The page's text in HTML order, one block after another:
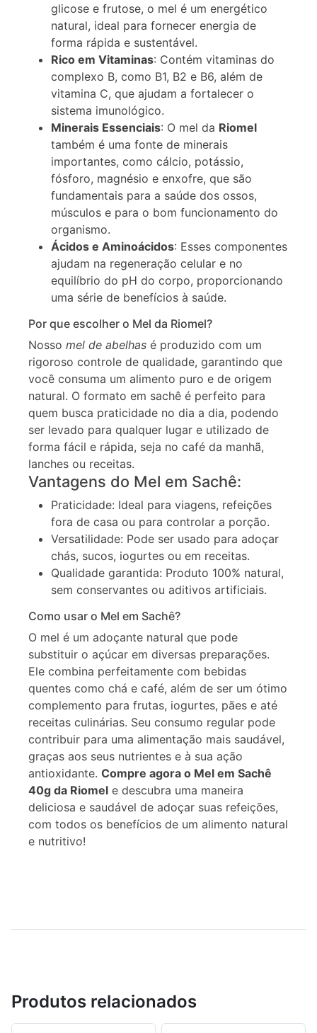
glicose e frutose, o mel é um energético
natural, ideal para fornecer energia de
forma rápida e sustentável.
Rico em Vitaminas: Contém vitaminas do
complexo B, como B1, B2 e B6, além de
vitamina C, que ajudam a fortalecer o
sistema imunológico.
Minerais Essenciais: O mel da Riomel
também é uma fonte de minerais
importantes, como cálcio, potássio,
fósforo, magnésio e enxofre, que são
fundamentais para a saúde dos ossos,
músculos e para o bom funcionamento do
organismo.
Ácidos e Aminoácidos: Esses componentes
ajudam na regeneração celular e no
equilíbrio do pH do corpo, proporcionando
uma série de benefícios à saúde.
Por que escolher o Mel da Riomel?
Nosso mel de abelhas é produzido com um
rigoroso controle de qualidade, garantindo que
você consuma um alimento puro e de origem
natural. O formato em sachê é perfeito para
quem busca praticidade no dia a dia, podendo
ser levado para qualquer lugar e utilizado de
forma fácil e rápida, seja no café da manhã,
lanches ou receitas.
Vantagens do Mel em Sachê:
Praticidade: Ideal para viagens, refeições
fora de casa ou para controlar a porção.
Versatilidade: Pode ser usado para adoçar
chás, sucos, iogurtes ou em receitas.
Qualidade garantida: Produto 100% natural,
sem conservantes ou aditivos artificiais.
Como usar o Mel em Sachê?
O mel é um adoçante natural que pode
substituir o açúcar em diversas preparações.
Ele combina perfeitamente com bebidas
quentes como chá e café, além de ser um ótimo
complemento para frutas, iogurtes, pães e até
receitas culinárias. Seu consumo regular pode
contribuir para uma alimentação mais saudável,
graças aos seus nutrientes e à sua ação
antioxidante. Compre agora o Mel em Sachê
40g da Riomel e descubra uma maneira
deliciosa e saudável de adoçar suas refeições,
com todos os benefícios de um alimento natural
e nutritivo!
Produtos relacionados